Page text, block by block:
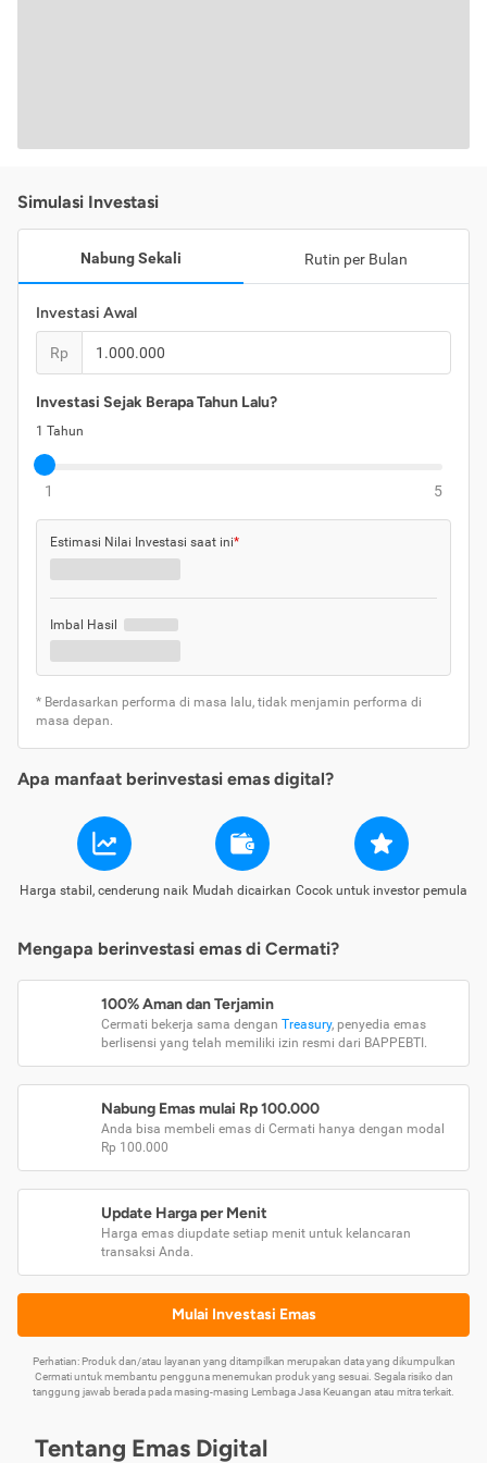
Simulasi Investasi
Nabung Sekali Rutin per Bulan
Investasi Awal
Rp
Investasi Sejak Berapa Tahun Lalu?
1 Tahun
1 5
Estimasi Nilai Investasi saat ini*
Imbal Hasil
* Berdasarkan performa di masa lalu, tidak menjamin performa di
masa depan.
Apa manfaat berinvestasi emas digital?
Harga stabil, cenderung naik Mudah dicairkan Cocok untuk investor pemula
Mengapa berinvestasi emas di Cermati?
100% Aman dan Terjamin
Cermati bekerja sama dengan Treasury, penyedia emas
berlisensi yang telah memiliki izin resmi dari BAPPEBTI.
Nabung Emas mulai Rp 100.000
Anda bisa membeli emas di Cermati hanya dengan modal
Rp 100.000
Update Harga per Menit
Harga emas diupdate setiap menit untuk kelancaran
transaksi Anda.
Mulai Investasi Emas
Perhatian: Produk dan/atau layanan yang ditampilkan merupakan data yang dikumpulkan
Cermati untuk membantu pengguna menemukan produk yang sesuai. Segala risiko dan
tanggung jawab berada pada masing-masing Lembaga Jasa Keuangan atau mitra terkait.
Tentang Emas Digital